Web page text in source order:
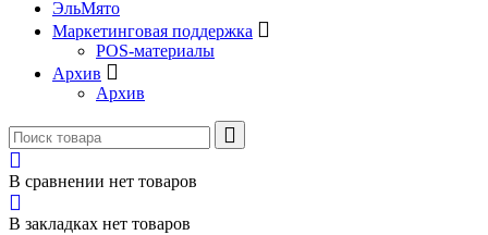
ЭльМято
Маркетинговая поддержка
POS-материалы
Архив
Архив
В сравнении нет товаров
В закладках нет товаров